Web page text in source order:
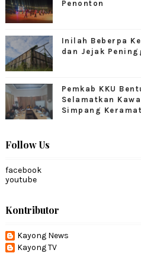
Penonton
Inilah Beberpa
dan Jejak
Pemkab KKU
Selamatkan
Simpang Keramat
Follow Us
facebook
youtube
Kontributor
Kayong News
Kayong TV